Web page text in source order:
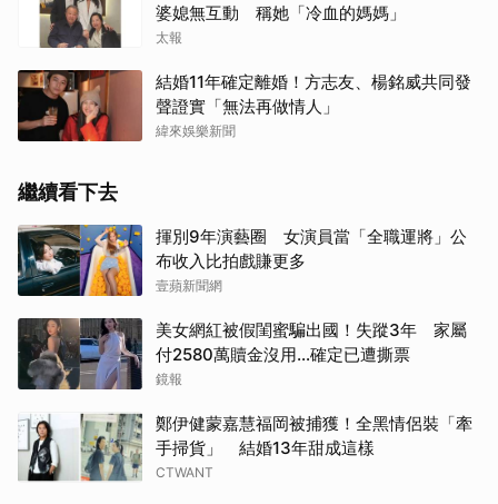
婆媳無互動 稱她「冷血的媽媽」
太報
結婚11年確定離婚！方志友、楊銘威共同發
聲證實「無法再做情人」
緯來娛樂新聞
繼續看下去
揮別9年演藝圈 女演員當「全職運將」公
布收入比拍戲賺更多
壹蘋新聞網
美女網紅被假閨蜜騙出國！失蹤3年 家屬
付2580萬贖金沒用…確定已遭撕票
鏡報
鄭伊健蒙嘉慧福岡被捕獲！全黑情侶裝「牽
手掃貨」 結婚13年甜成這樣
CTWANT